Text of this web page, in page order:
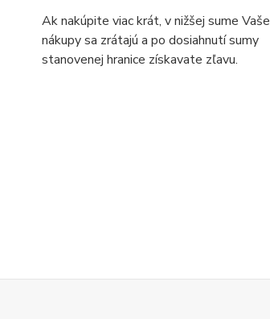
Ak nakúpite viac krát, v nižšej sume Vaše
nákupy sa zrátajú a po dosiahnutí sumy
stanovenej hranice získavate zľavu.